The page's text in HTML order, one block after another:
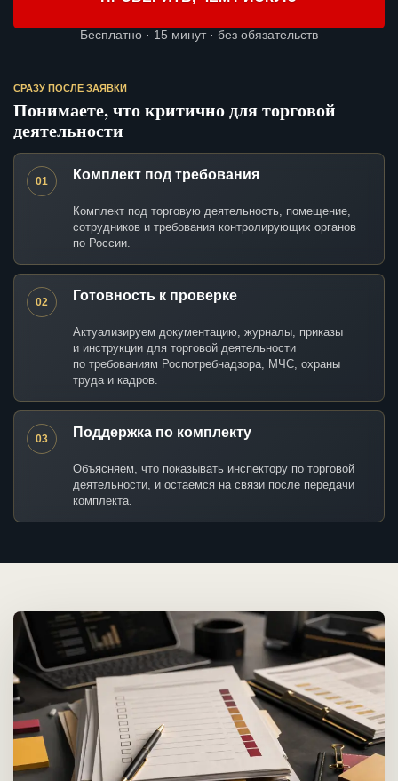
Бесплатно · 15 минут · без обязательств
СРАЗУ ПОСЛЕ ЗАЯВКИ
Понимаете, что критично для торговой
деятельности
01 Комплект под требования
Комплект под торговую деятельность, помещение,
сотрудников и требования контролирующих органов
по России.
02 Готовность к проверке
Актуализируем документацию, журналы, приказы
и инструкции для торговой деятельности
по требованиям Роспотребнадзора, МЧС, охраны
труда и кадров.
03 Поддержка по комплекту
Объясняем, что показывать инспектору по торговой
деятельности, и остаемся на связи после передачи
комплекта.